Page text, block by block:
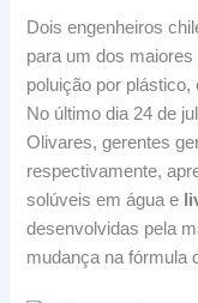
Dois engenheiros
para um dos
poluição por
No último dia 24 de
Olivares, gerentes
respectivamente,
solúveis em água e
desenvolvidas pela
mudança na fórmula